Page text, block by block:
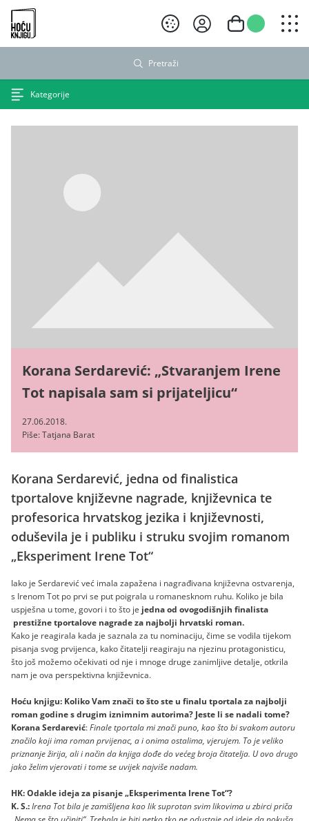
Hoću knjigu crni logo
Pretraži
Kategorije
Korana Serdarević: „Stvaranjem Irene
Tot napisala sam si prijateljicu“
27.06.2018.
Piše: Tatjana Barat
Korana Serdarević, jedna od finalistica
tportalove književne nagrade, književnica te
profesorica hrvatskog jezika i književnosti,
oduševila je i publiku i struku svojim romanom
„Eksperiment Irene Tot“
Iako je Serdarević već imala zapažena i nagrađivana književna ostvarenja,
s Irenom Tot po prvi se put poigrala u romanesknom ruhu. Koliko je bila
uspješna u tome, govori i to što je jedna od ovogodišnjih finalista
prestižne tportalove nagrade za najbolji hrvatski roman.
Kako je reagirala kada je saznala za tu nominaciju, čime se vodila tijekom
pisanja svog prvijenca, kako čitatelji reagiraju na njezinu protagonisticu,
što još možemo očekivati od nje i mnoge druge zanimljive detalje, otkrila
nam je ova perspektivna književnica.
Hoću knjigu: Koliko Vam znači to što ste u finalu tportala za najbolji
roman godine s drugim iznimnim autorima? Jeste li se nadali tome?
Korana Serdarević:Finale tportala mi znači puno, kao što bi svakom autoru
značilo koji ima roman prvijenac, a i onima ostalima, vjerujem. To je veliko
priznanje žirija, ali i način da knjiga dođe do većeg broja čitatelja. U ovo drugo
jako želim vjerovati i tome se uvijek najviše nadam.
HK: Odakle ideja za pisanje „Eksperimenta Irene Tot“?
K. S.:Irena Tot bila je zamišljena kao lik suprotan svim likovima u zbirci priča